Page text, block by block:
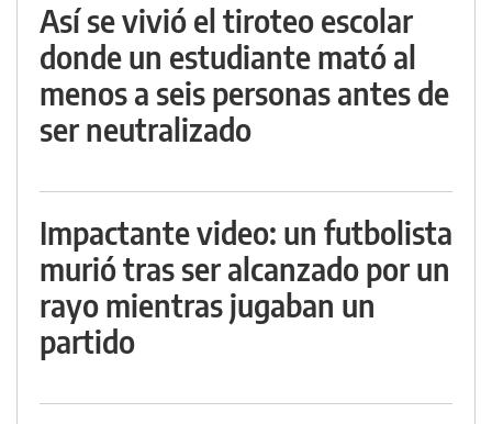
Así se vivió el tiroteo escolar
donde un estudiante mató al
menos a seis personas antes de
ser neutralizado
Impactante video: un futbolista
murió tras ser alcanzado por un
rayo mientras jugaban un
partido